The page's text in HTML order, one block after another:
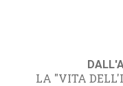
LA "VITA